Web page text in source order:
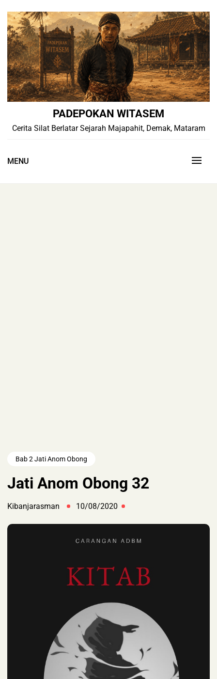
content
PADEPOKAN WITASEM
Cerita Silat Berlatar Sejarah Majapahit, Demak, Mataram
MENU
Bab 2 Jati Anom Obong
Jati Anom Obong 32
Kibanjarasman 10/08/2020